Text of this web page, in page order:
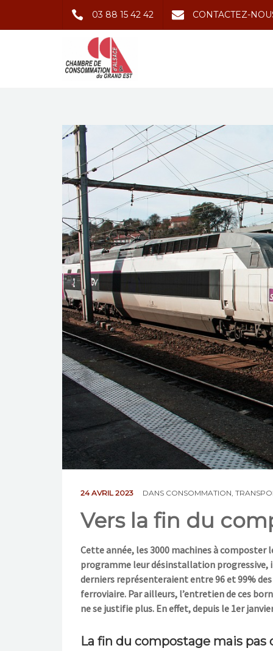
03 88 15 42 42 CONTACTEZ-
24 AVRIL 2023 DANS CONSOMMATION,
Vers la fin du
Cette année, les3000 machines à composter
programme leur désinstallation progressive,
derniers représenteraient entre 96 et 99%
ferroviaire. Par ailleurs, l’entretien de ces
ne se justifie plus. En effet, depuis le 1er
La fin du compostage mais pas